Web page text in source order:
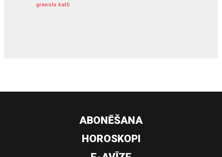
granulu katli
ABONĒŠANA
HOROSKOPI